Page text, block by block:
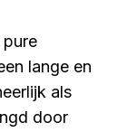
pure
lange en
als
door